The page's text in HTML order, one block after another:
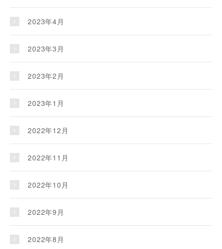
2023年4月
2023年3月
2023年2月
2023年1月
2022年12月
2022年11月
2022年10月
2022年9月
2022年8月